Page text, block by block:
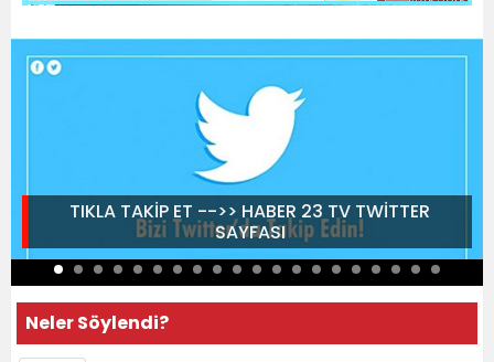
TIKLA TAKİP ET -->> HABER 23 TV TWİTTER
SAYFASI
Neler Söylendi?